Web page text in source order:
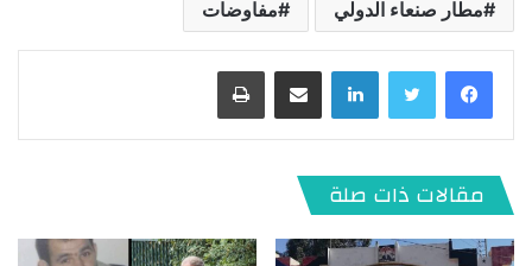
مطار صنعاء الدولي مفاوضات
لينكدإن
مقالات ذات صلة